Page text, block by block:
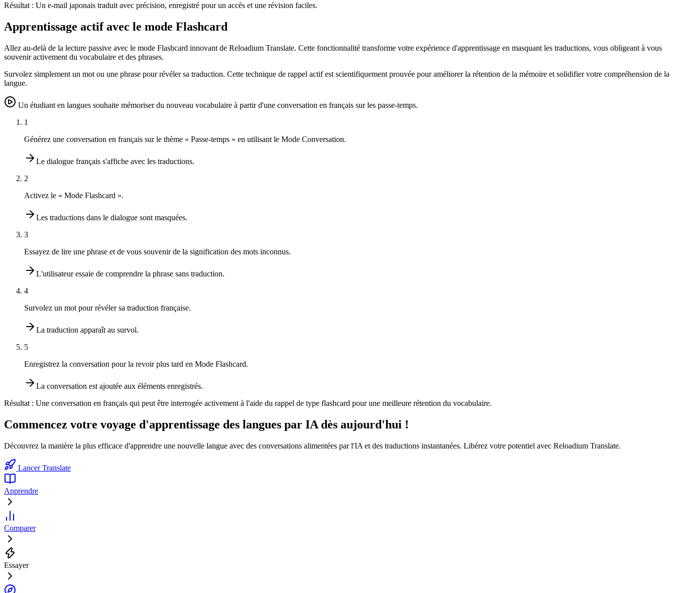
Résultat : Un e-mail japonais traduit avec précision, enregistré pour un accès et une révision faciles.
Apprentissage actif avec le mode Flashcard
Allez au-delà de la lecture passive avec le mode Flashcard innovant de Reloadium Translate. Cette fonctionnalité transforme votre expérience d'apprentissage en masquant les traductions, vous obligeant à vous
souvenir activement du vocabulaire et des phrases.
Survolez simplement un mot ou une phrase pour révéler sa traduction. Cette technique de rappel actif est scientifiquement prouvée pour améliorer la rétention de la mémoire et solidifier votre compréhension de la
langue.
Un étudiant en langues souhaite mémoriser du nouveau vocabulaire à partir d'une conversation en français sur les passe-temps.
1
Générez une conversation en français sur le thème « Passe-temps » en utilisant le Mode Conversation.
Le dialogue français s'affiche avec les traductions.
2
Activez le « Mode Flashcard ».
Les traductions dans le dialogue sont masquées.
3
Essayez de lire une phrase et de vous souvenir de la signification des mots inconnus.
L'utilisateur essaie de comprendre la phrase sans traduction.
4
Survolez un mot pour révéler sa traduction française.
La traduction apparaît au survol.
5
Enregistrez la conversation pour la revoir plus tard en Mode Flashcard.
La conversation est ajoutée aux éléments enregistrés.
Résultat : Une conversation en français qui peut être interrogée activement à l'aide du rappel de type flashcard pour une meilleure rétention du vocabulaire.
Commencez votre voyage d'apprentissage des langues par IA dès aujourd'hui !
Découvrez la manière la plus efficace d'apprendre une nouvelle langue avec des conversations alimentées par l'IA et des traductions instantanées. Libérez votre potentiel avec Reloadium Translate.
Lancer Translate
Apprendre
Comparer
Essayer